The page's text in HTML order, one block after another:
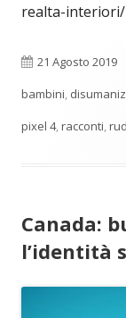
realta-interiori/
Pubblicato
21 Agosto 2019
bambini,
pixel 4,racconti,
Canada:
l’identità